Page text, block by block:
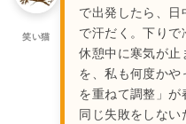
笑い猫
で出発したら、
で汗だく。下りで
休憩中に寒気が
を、私も何度かや
を重ねて調整」が
同じ失敗をしない